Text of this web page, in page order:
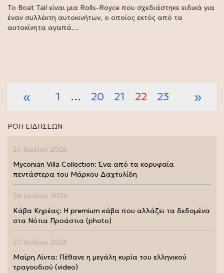
Το Boat Tail είναι μια Rolls-Royce που σχεδιάστηκε ειδικά για
έναν συλλέκτη αυτοκινήτων, ο οποίος εκτός από τα
αυτοκίνητα αγαπά…
« 1 … 20 21 22 23 »
ΡΟΗ ΕΙΔΗΣΕΩΝ
27 Ιουλίου 2026
Myconian Villa Collection: Ένα από τα κορυφαία
πεντάστερα του Μάρκου Δαχτυλίδη
26 Ιουλίου 2026
Κάβα Κηρέας: Η premium κάβα που αλλάζει τα δεδομένα
στα Νότια Προάστια (photo)
22 Ιουλίου 2026
Μαίρη Λίντα: Πέθανε η μεγάλη κυρία του ελληνικού
τραγουδιού (video)